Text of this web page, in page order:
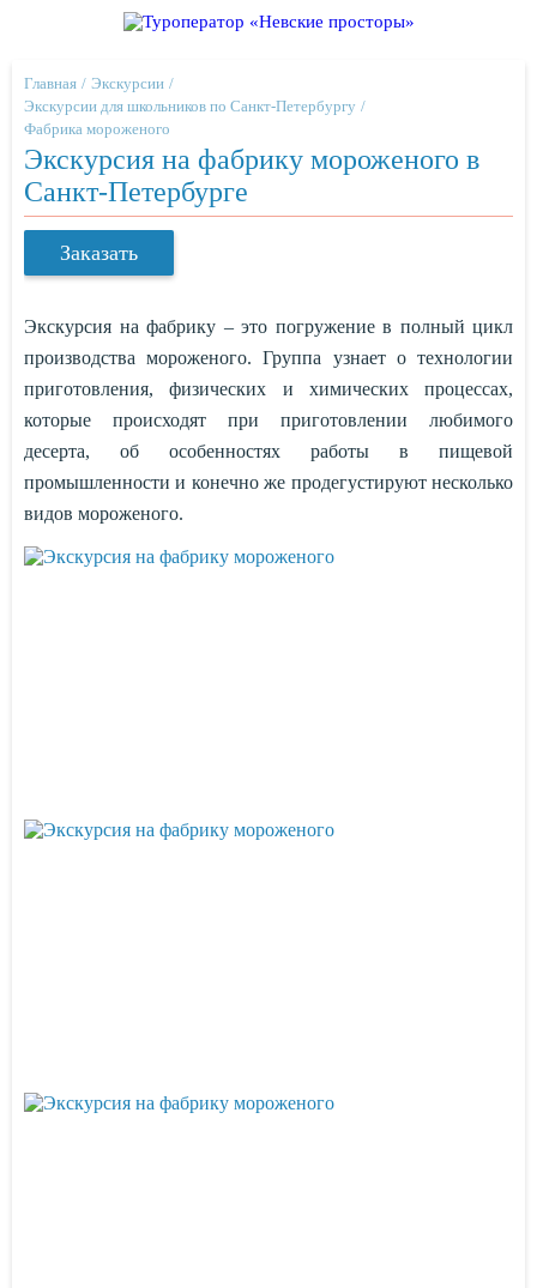
Главная
Экскурсии
Экскурсии для школьников по Санкт-Петербургу
Фабрика мороженого
Экскурсия на фабрику мороженого в
Санкт-Петербурге
Заказать
Экскурсия на фабрику – это погружение в полный цикл
производства мороженого. Группа узнает о технологии
приготовления, физических и химических процессах,
которые происходят при приготовлении любимого
десерта, об особенностях работы в пищевой
промышленности и конечно же продегустируют несколько
видов мороженого.